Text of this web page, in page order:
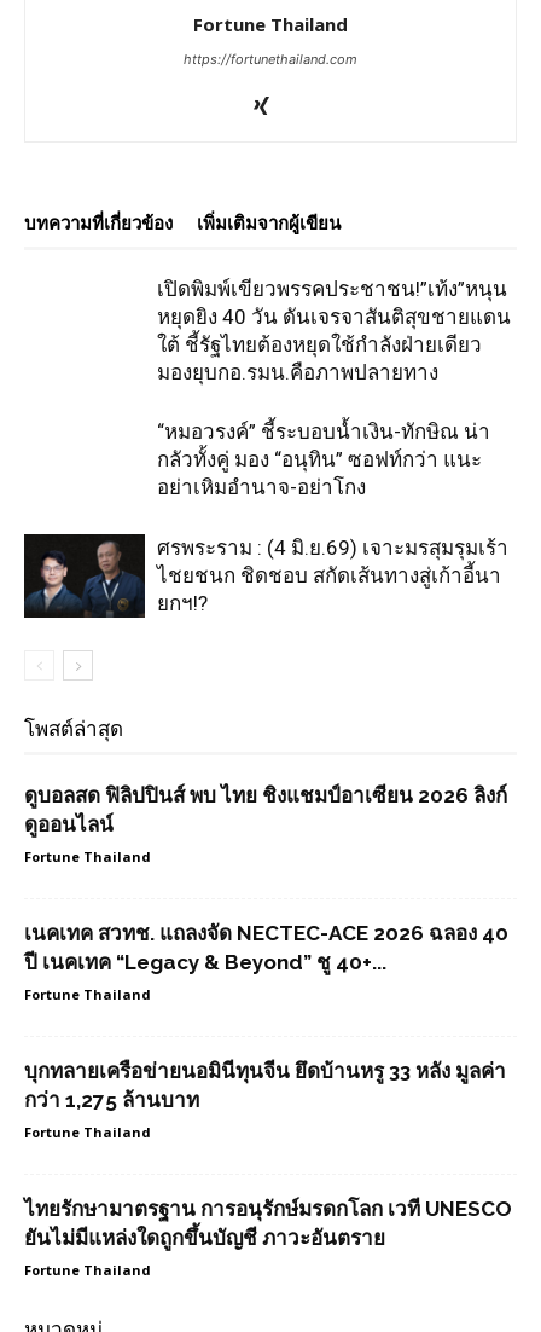
Fortune Thailand
https://fortunethailand.com
บทความที่เกี่ยวข้อง เพิ่มเติมจากผู้เขียน
เปิดพิมพ์เขียวพรรคประชาชน!”เท้ง”หนุน
หยุดยิง 40 วัน ดันเจรจาสันติสุขชายแดน
ใต้ ชี้รัฐไทยต้องหยุดใช้กำลังฝ่ายเดียว
มองยุบกอ.รมน.คือภาพปลายทาง
“หมอวรงค์” ชี้ระบอบน้ำเงิน-ทักษิณ น่า
กลัวทั้งคู่ มอง “อนุทิน” ซอฟท์กว่า แนะ
อย่าเหิมอำนาจ-อย่าโกง
ศรพระราม : (4 มิ.ย.69) เจาะมรสุมรุมเร้า
ไชยชนก ชิดชอบ สกัดเส้นทางสู่เก้าอี้นา
ยกฯ!?
โพสต์ล่าสุด
ดูบอลสด ฟิลิปปินส์ พบ ไทย ชิงแชมป์อาเซียน 2026 ลิงก์
ดูออนไลน์
Fortune Thailand
เนคเทค สวทช. แถลงจัด NECTEC-ACE 2026 ฉลอง 40
ปี เนคเทค “Legacy & Beyond” ชู 40+...
Fortune Thailand
บุกทลายเครือข่ายนอมินีทุนจีน ยึดบ้านหรู 33 หลัง มูลค่า
กว่า 1,275 ล้านบาท
Fortune Thailand
ไทยรักษามาตรฐาน การอนุรักษ์มรดกโลก เวที UNESCO
ยันไม่มีแหล่งใดถูกขึ้นบัญชี ภาวะอันตราย
Fortune Thailand